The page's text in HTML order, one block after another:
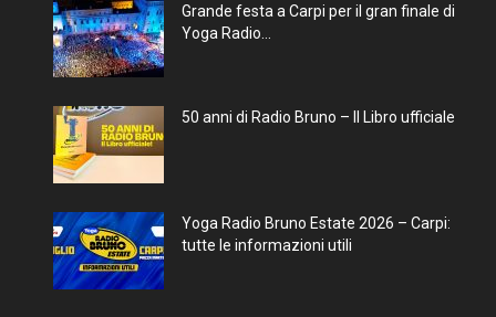
Grande festa a Carpi per il gran finale di
Yoga Radio...
50 anni di Radio Bruno – Il Libro ufficiale
Yoga Radio Bruno Estate 2026 – Carpi:
tutte le informazioni utili